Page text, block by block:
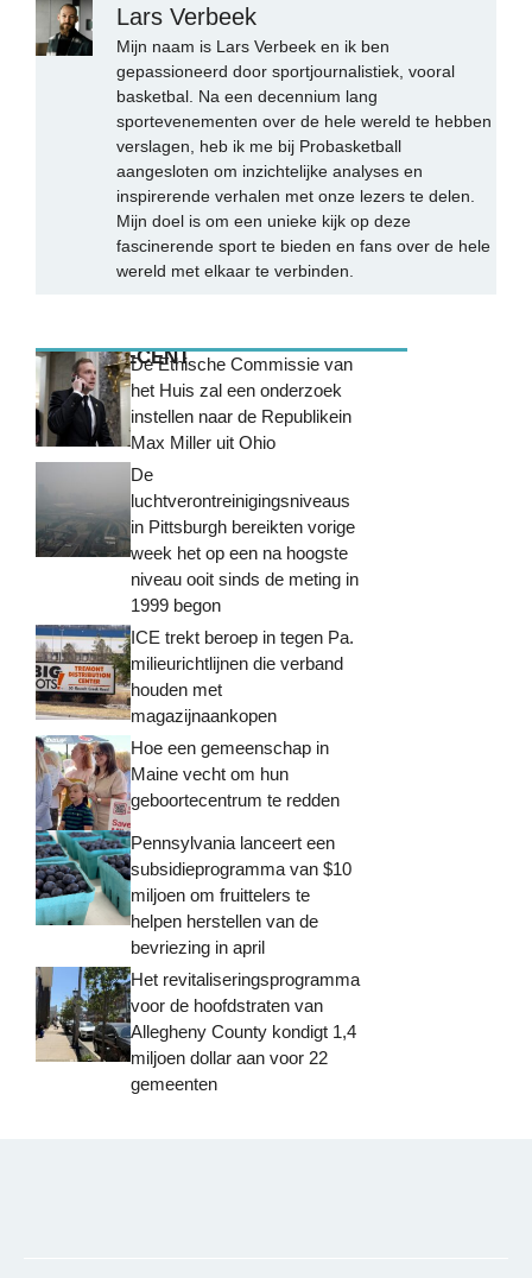
Lars Verbeek
Mijn naam is Lars Verbeek en ik ben
gepassioneerd door sportjournalistiek, vooral
basketbal. Na een decennium lang
sportevenementen over de hele wereld te hebben
verslagen, heb ik me bij Probasketball
aangesloten om inzichtelijke analyses en
inspirerende verhalen met onze lezers te delen.
Mijn doel is om een unieke kijk op deze
fascinerende sport te bieden en fans over de hele
wereld met elkaar te verbinden.
MEEST RECENTDe Ethische Commissie van
het Huis zal een onderzoek
instellen naar de Republikein
Max Miller uit Ohio
De
luchtverontreinigingsniveaus
in Pittsburgh bereikten vorige
week het op een na hoogste
niveau ooit sinds de meting in
1999 begon
ICE trekt beroep in tegen Pa.
milieurichtlijnen die verband
houden met
magazijnaankopen
Hoe een gemeenschap in
Maine vecht om hun
geboortecentrum te redden
Pennsylvania lanceert een
subsidieprogramma van $10
miljoen om fruittelers te
helpen herstellen van de
bevriezing in april
Het revitaliseringsprogramma
voor de hoofdstraten van
Allegheny County kondigt 1,4
miljoen dollar aan voor 22
gemeenten